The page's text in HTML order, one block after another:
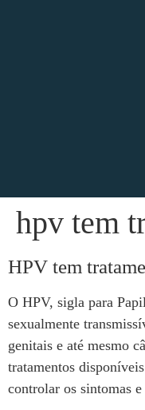
hpv tem
HPV tem
O HPV, sigla para
sexualmente
genitais e até mesmo
tratamentos
controlar os sintomas